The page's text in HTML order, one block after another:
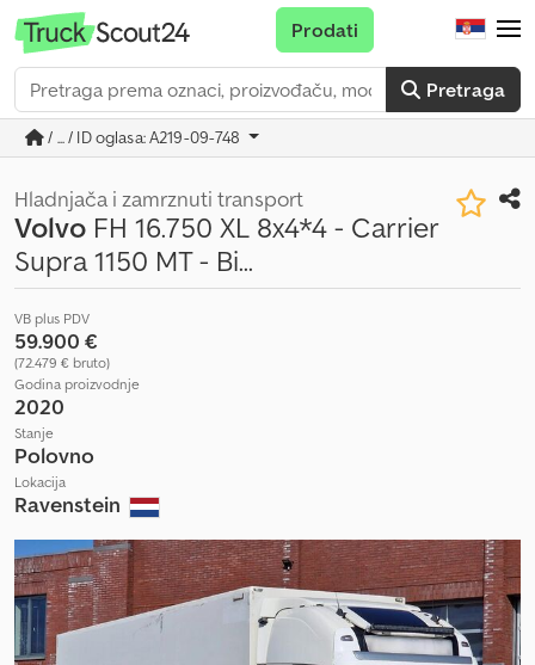
Pretraga
Prodati
/ ... / ID oglasa: A219-09-748
Hladnjača i zamrznuti transport
Volvo FH 16.750 XL 8x4*4 - Carrier
Supra 1150 MT - Bi...
VB plus PDV
59.900 €
(72.479 € bruto)
Godina proizvodnje
2020
Stanje
Polovno
Lokacija
Ravenstein